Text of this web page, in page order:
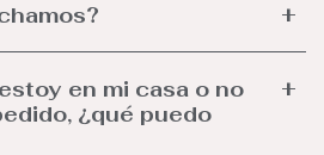
en mi casa o no
¿qué puedo